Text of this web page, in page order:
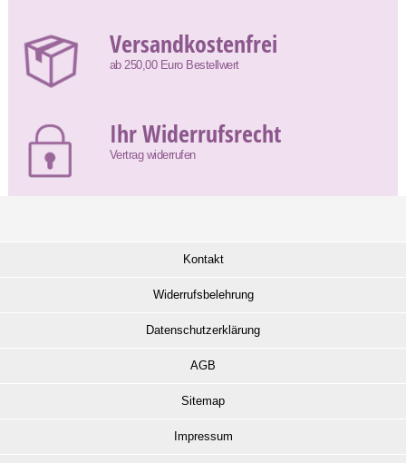
Versandkostenfrei
ab 250,00 Euro Bestellwert
Ihr Widerrufsrecht
Vertrag widerrufen
Kontakt
Widerrufsbelehrung
Datenschutzerklärung
AGB
Sitemap
Impressum